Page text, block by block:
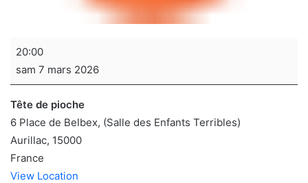
Soirée
de
sociétés
20:00
sam 7 mars 2026
Tête de pioche
6 Place de Belbex (Salle des Enfants Terribles)
Aurillac, 15000
France
View Location